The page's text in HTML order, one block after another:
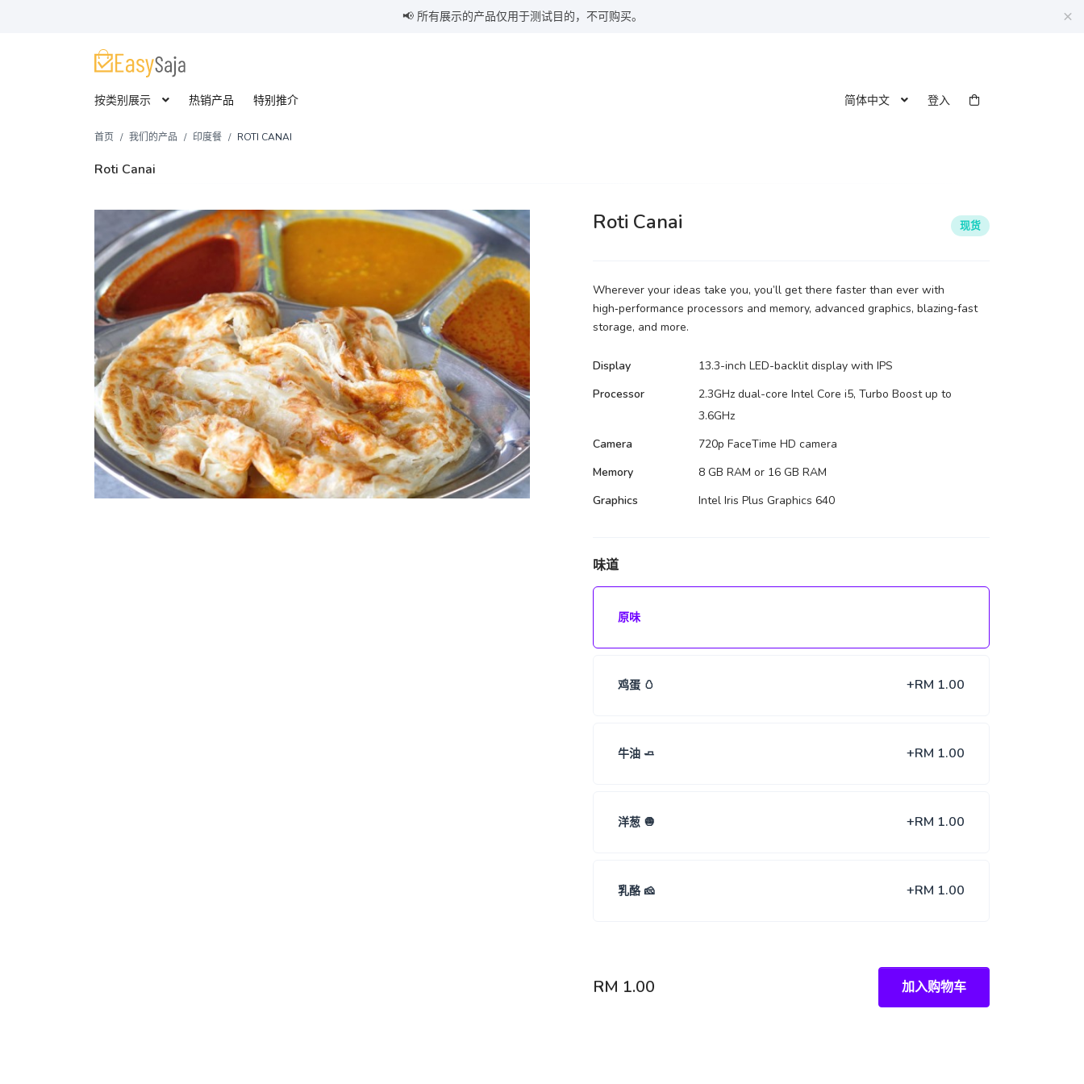
📢 所有展示的产品仅用于测试目的，不可购买。 ×
按类别展示 热销产品 特别推介 简体中文 登入
首页 我们的产品 印度餐 ROTI CANAI
Roti Canai
Roti Canai 现货
Wherever your ideas take you, you’ll get there faster than ever with
high‑performance processors and memory, advanced graphics, blazing‑fast
storage, and more.
Display
13.3-inch LED-backlit display with IPS
Processor
2.3GHz dual-core Intel Core i5, Turbo Boost up to
3.6GHz
Camera
720p FaceTime HD camera
Memory
8 GB RAM or 16 GB RAM
Graphics
Intel Iris Plus Graphics 640
味道
原味
鸡蛋 🥚 +RM 1.00
牛油 🧈 +RM 1.00
洋葱 🧅 +RM 1.00
乳酪 🧀 +RM 1.00
RM 1.00 加入购物车